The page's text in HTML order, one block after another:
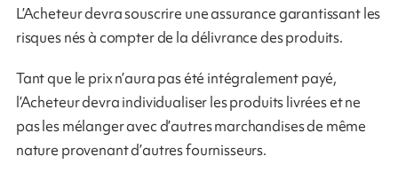
L’Acheteur devra souscrire une assurance garantissant les
risques nés à compter de la délivrance des produits.
Tant que le prix n’aura pas été intégralement payé,
l’Acheteur devra individualiser les produits livrées et ne
pas les mélanger avec d’autres marchandises de même
nature provenant d’autres fournisseurs.